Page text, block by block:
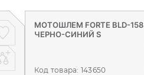
МОТОШЛЕМ FORTE BLD-158
ЧЕРНО-СИНИЙ S
Код товара: 143650